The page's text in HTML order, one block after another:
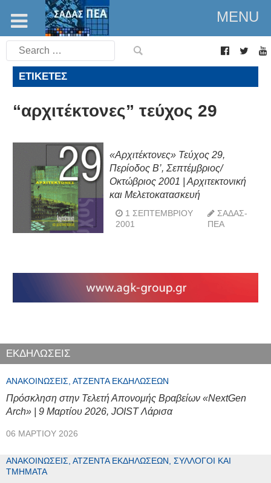
MENU
Search
for:
ΕΤΙΚΈΤΕΣ
“αρχιτέκτονες” τεύχος 29
«Αρχιτέκτονες» Τεύχος 29,
Περίοδος Β’, Σεπτέμβριος/
Οκτώβριος 2001 | Αρχιτεκτονική
και Μελετοκατασκευή
1 ΣΕΠΤΕΜΒΡΊΟΥ
2001
ΣΑΔΑΣ-
ΠΕΑ
ΕΚΔΗΛΩΣΕΙΣ
ΑΝΑΚΟΙΝΏΣΕΙΣ, ΑΤΖΈΝΤΑ ΕΚΔΗΛΏΣΕΩΝ
Πρόσκληση στην Τελετή Απονομής Βραβείων «NextGen
Arch» | 9 Μαρτίου 2026, JOIST Λάρισα
06 ΜΑΡΤΊΟΥ 2026
ΑΝΑΚΟΙΝΏΣΕΙΣ, ΑΤΖΈΝΤΑ ΕΚΔΗΛΏΣΕΩΝ, ΣΎΛΛΟΓΟΙ ΚΑΙ
ΤΜΉΜΑΤΑ